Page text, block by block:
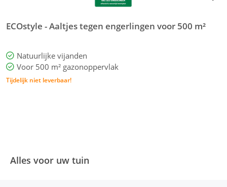
ECOstyle - Aaltjes tegen engerlingen voor 500 m²
Natuurlijke vijanden
Voor 500 m² gazonoppervlak
Tijdelijk niet leverbaar!
Alles voor uw tuin